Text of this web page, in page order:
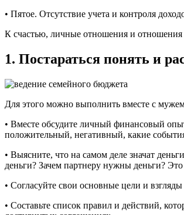
• Пятое. Отсутствие учета и контроля
К счастью, личные отношения и отношения
1. Постараться понять и
Для этого можно выполнить вместе с
• Вместе обсудите личный финансовый
положительный, негативный, какие
• Выясните, что на самом деле значат
деньги? Зачем партнеру нужны деньги?
• Согласуйте свои основные цели и
• Составьте список правил и действий,